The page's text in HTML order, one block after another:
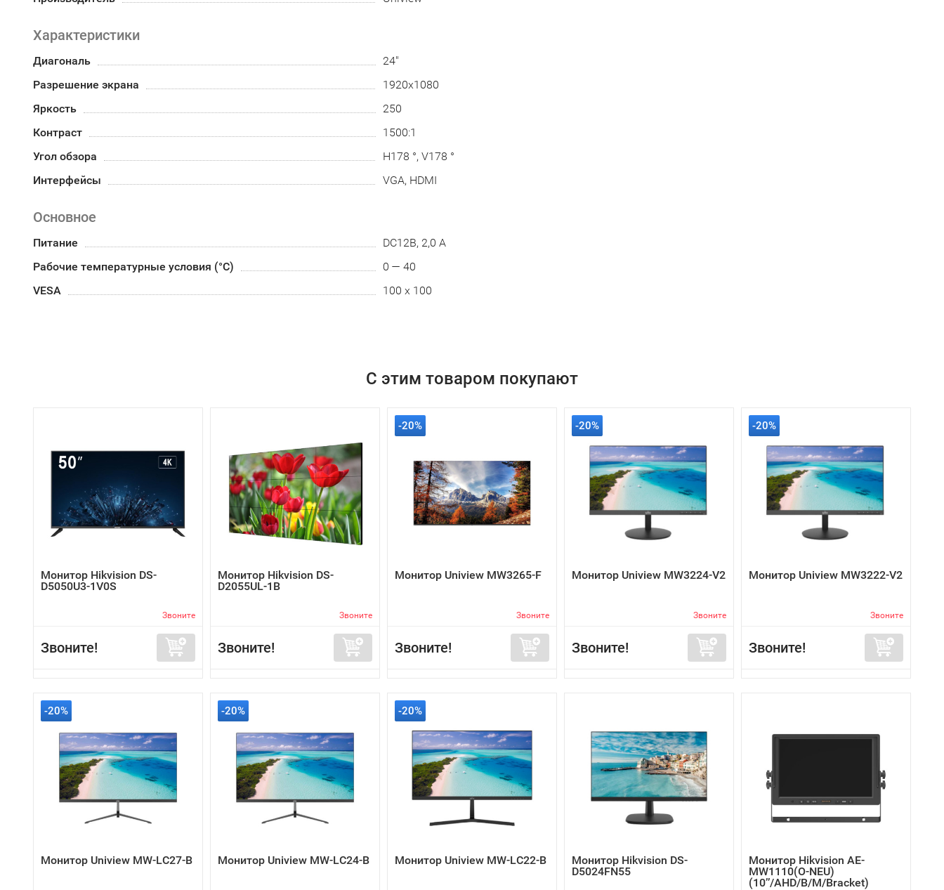
Характеристики
Диагональ
24"
Разрешение экрана
1920х1080
Яркость
250
Контраст
1500:1
Угол обзора
H178 °, V178 °
Интерфейсы
VGA, HDMI
Основное
Питание
DC12В, 2,0 А
Рабочие температурные условия (°С)
0 — 40
VESA
100 x 100
С этим товаром покупают
Монитор Hikvision DS-
D5050U3-1V0S
Звоните
Звоните!
Монитор Hikvision DS-
D2055UL-1B
Звоните
Звоните!
-20%
Монитор Uniview MW3265-F
Звоните
Звоните!
-20%
Монитор Uniview MW3224-V2
Звоните
Звоните!
-20%
Монитор Uniview MW3222-V2
Звоните
Звоните!
-20%
Монитор Uniview MW-LC27-B
-20%
Монитор Uniview MW-LC24-B
-20%
Монитор Uniview MW-LC22-B
Монитор Hikvision DS-
D5024FN55
Монитор Hikvision AE-
MW1110(O-NEU)
(10’’/AHD/B/M/Bracket)